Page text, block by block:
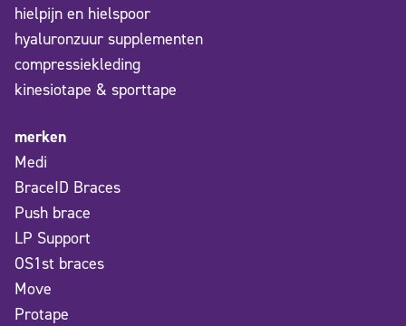
hielpijn en hielspoor
hyaluronzuur supplementen
compressiekleding
kinesiotape & sporttape
merken
Medi
BraceID Braces
Push brace
LP Support
OS1st braces
Move
Protape